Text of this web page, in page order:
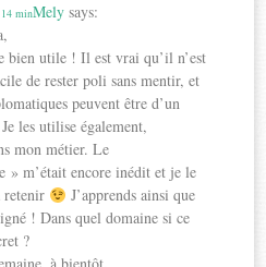
Mely says:
14 min
bien utile ! Il est vrai qu’il n’est
de rester poli sans mentir, et
peuvent être d’un
les utilise également,
mon métier. Le
» m’était encore inédit et je le
retenir
J’apprends ainsi que
! Dans quel domaine si ce
?